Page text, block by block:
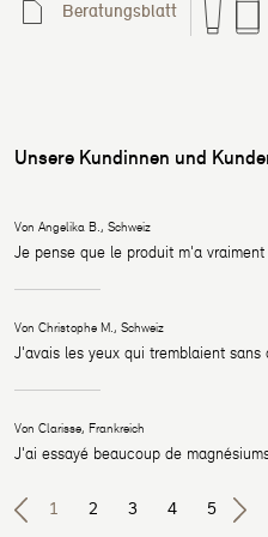
Beratungsblatt
Unsere Kundinnen und
Von Angelika B., Schweiz
Je pense que le produit m'a
Von Christophe M., Schweiz
J'avais les yeux qui tremblaient
Von Clarisse, Frankreich
J'ai essayé beaucoup de
1 2 3 4 5